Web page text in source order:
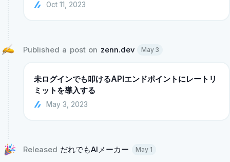
Oct 11, 2023
Published a post on zenn.dev May 3
未ログインでも叩けるAPIエンドポイントにレートリ
ミットを導入する
May 3, 2023
Released だれでもAIメーカー May 1